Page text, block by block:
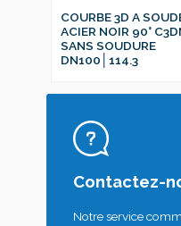
COURBE 3D A
ACIER NOIR 90°
SANS SOUDURE
DN100│114.3
Contactez-
Notre service